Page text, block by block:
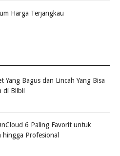
Harga Terjangkau
Yang Bagus dan Lincah Yang Bisa
di Blibli
6 Paling Favorit untuk
hingga Profesional